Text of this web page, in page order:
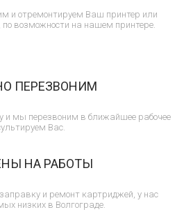
и отремонтируем Ваш принтер или
возможности на нашем принтере.
ПЕРЕЗВОНИМ
и мы перезвоним в ближайшее рабочее
Вас.
НА РАБОТЫ
и ремонт картриджей, у нас
низких в Волгограде.